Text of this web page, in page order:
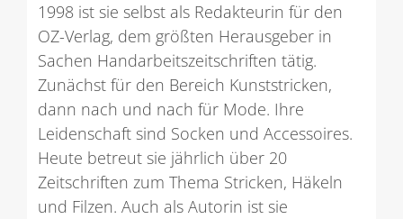
1998 ist sie selbst als Redakteurin für den
OZ-Verlag, dem größten Herausgeber in
Sachen Handarbeitszeitschriften tätig.
Zunächst für den Bereich Kunststricken,
dann nach und nach für Mode. Ihre
Leidenschaft sind Socken und Accessoires.
Heute betreut sie jährlich über 20
Zeitschriften zum Thema Stricken, Häkeln
und Filzen. Auch als Autorin ist sie